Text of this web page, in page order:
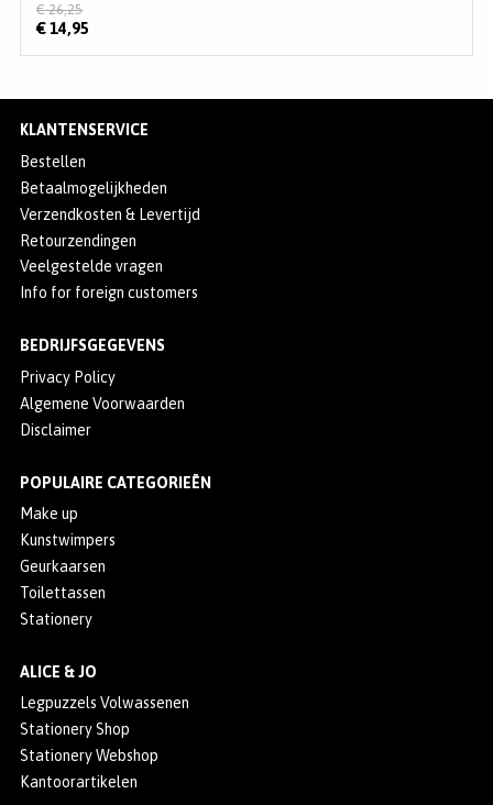
€ 14,95
€ 26,25
KLANTENSERVICE
Bestellen
Betaalmogelijkheden
Verzendkosten & Levertijd
Retourzendingen
Veelgestelde vragen
Info for foreign customers
BEDRIJFSGEGEVENS
Privacy Policy
Algemene Voorwaarden
Disclaimer
POPULAIRE CATEGORIEËN
Make up
Kunstwimpers
Geurkaarsen
Toilettassen
Stationery
ALICE & JO
Legpuzzels Volwassenen
Stationery Shop
Stationery Webshop
Kantoorartikelen